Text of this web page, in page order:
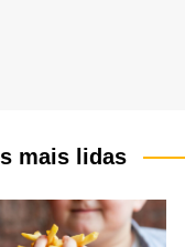
mais lidas